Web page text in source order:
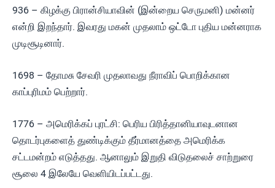
936 – கிழக்கு பிரான்சியாவின் (இன்றைய செருமனி) மன்னர்
என்றி இறந்தார். இவரது மகன் முதலாம் ஒட்டோ புதிய மன்னராக
முடிசூடினார்.
1698 – தோமசு சேவரி முதலாவது நீராவிப் பொறிக்கான
காப்புரிமம் பெற்றார்.
1776 – அமெரிக்கப் புரட்சி: பெரிய பிரித்தானியாவுடனான
தொடர்புகளைத் துண்டிக்கும் தீர்மானத்தை அமெரிக்க
சட்டமன்றம் எடுத்தது. ஆனாலும் இறுதி விடுதலைச் சாற்றுரை
சூலை 4 இலேயே வெளியிடப்பட்டது.